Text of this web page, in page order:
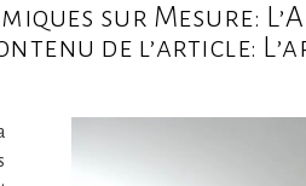
sur Mesure:
de l’article: